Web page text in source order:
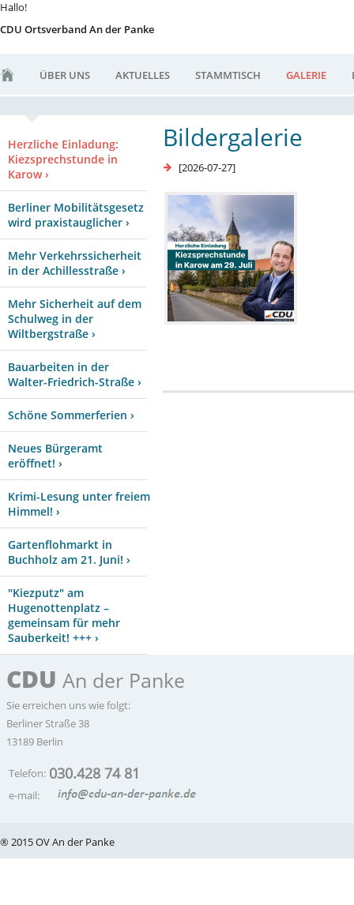
Hallo!
CDU Ortsverband An der Panke
ÜBER UNS AKTUELLES STAMMTISCH GALERIE
Herzliche Einladung:
Kiezsprechstunde in
Karow ›
Berliner Mobilitätsgesetz
wird praxistauglicher ›
Mehr Verkehrssicherheit
in der Achillesstraße ›
Mehr Sicherheit auf dem
Schulweg in der
Wiltbergstraße ›
Bauarbeiten in der
Walter-Friedrich-Straße ›
Schöne Sommerferien ›
Neues Bürgeramt
eröffnet! ›
Krimi-Lesung unter freiem
Himmel! ›
Gartenflohmarkt in
Buchholz am 21. Juni! ›
"Kiezputz" am
Hugenottenplatz –
gemeinsam für mehr
Sauberkeit! +++ ›
Bildergalerie
[2026-07-27]
CDU An der Panke
Sie erreichen uns wie folgt:
Berliner Straße 38
13189 Berlin
Telefon: 030.428 74 81
e-mail:
® 2015 OV An der Panke